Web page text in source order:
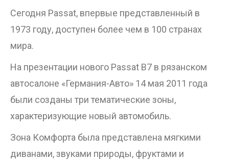
Сегодня Passat, впервые представленный в
1973 году, доступен более чем в 100 странах
мира.
На презентации нового Passat В7 в рязанском
автосалоне «Германия-Авто» 14 мая 2011 года
были созданы три тематические зоны,
характеризующие новый автомобиль.
Зона Комфорта была представлена мягкими
диванами, звуками природы, фруктами и